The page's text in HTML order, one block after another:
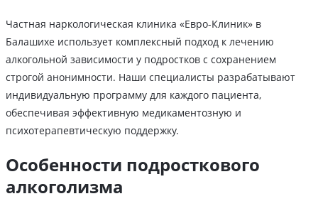
Частная наркологическая клиника «Евро-Клиник» в
Балашихе использует комплексный подход к лечению
алкогольной зависимости у подростков с сохранением
строгой анонимности. Наши специалисты разрабатывают
индивидуальную программу для каждого пациента,
обеспечивая эффективную медикаментозную и
психотерапевтическую поддержку.
Особенности подросткового
алкоголизма